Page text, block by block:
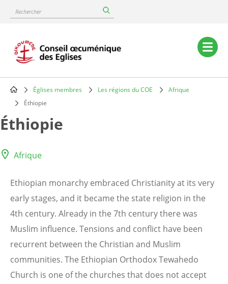
content
Rechercher
Main
navigation
Breadcrumb
Églises membres Les régions du COE
Afrique
Éthiopie
Éthiopie
Afrique
Ethiopian monarchy embraced Christianity at its very
early stages, and it became the state religion in the
4th century. Already in the 7th century there was
Muslim influence. Tensions and conflict have been
recurrent between the Christian and Muslim
communities. The Ethiopian Orthodox Tewahedo
Church is one of the churches that does not accept